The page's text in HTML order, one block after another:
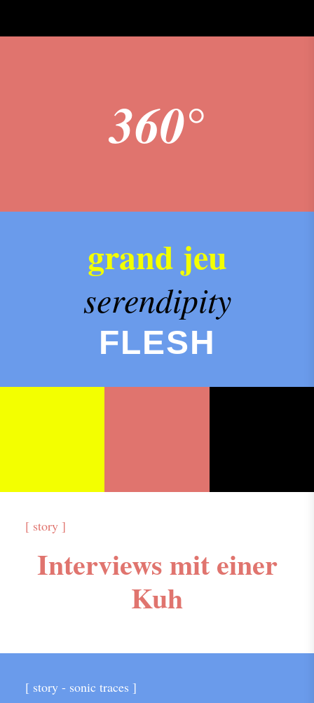
360°
grand jeu
serendipity
FLESH
[ story ]
Interviews mit einer
Kuh
[ story - sonic traces ]